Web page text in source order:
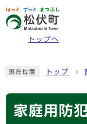
ページの先頭です
トップへ
現在位置 トップ
家庭用防